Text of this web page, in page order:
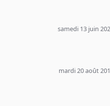
samedi 13 juin
mardi 20 août